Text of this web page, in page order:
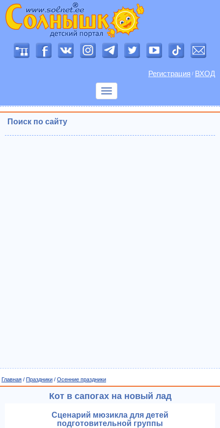
Регистрация / ВХОД
Показать
Поиск по сайту
Главная / Праздники / Осенние праздники
Кот в сапогах на новый лад
Сценарий мюзикла для детей
подготовительной группы